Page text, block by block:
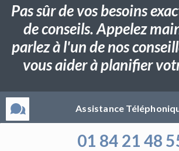
Pas sûr de vos besoins
de conseils. Appelez
parlez à l'un de nos
vous aider à planifier
Assistance
01 84 21 48